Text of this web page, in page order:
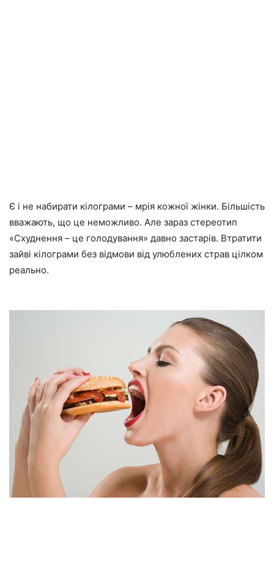
Є і не набирати кілограми – мрія кожної жінки. Більшість
вважають, що це неможливо. Але зараз стереотип
«Схуднення – це голодування» давно застарів. Втратити
зайві кілограми без відмови від улюблених страв цілком
реально.